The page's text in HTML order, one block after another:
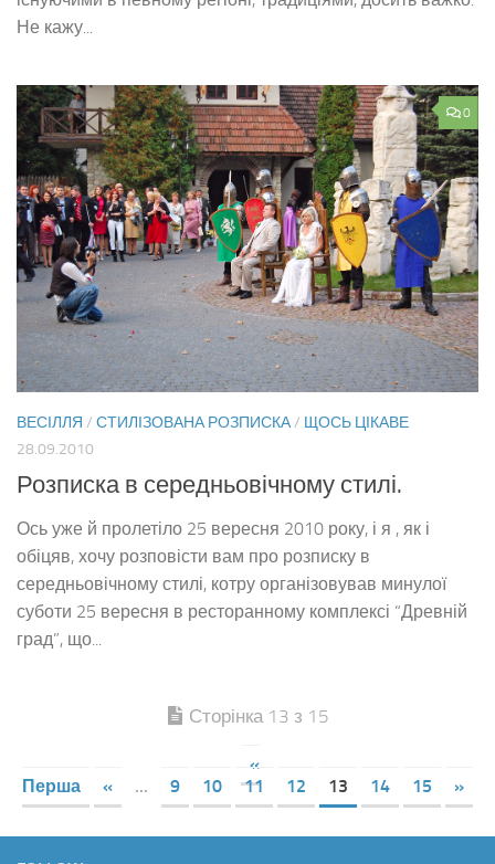
Не кажу...
0
ВЕСІЛЛЯ / СТИЛІЗОВАНА РОЗПИСКА/ ЩОСЬ ЦІКАВЕ
28.09.2010
Розписка в середньовічному стилі.
Ось уже й пролетіло 25 вересня 2010 року, і я , як і
обіцяв, хочу розповісти вам про розписку в
середньовічному стилі, котру організовував минулої
суботи 25 вересня в ресторанному комплексі “Древній
град”, що...
Сторінка 13 з 15
«
Перша
« ... 9 10 11 12 13 14 15 »